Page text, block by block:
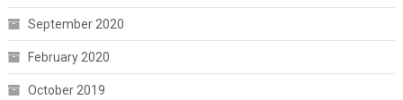
September 2020
February 2020
October 2019